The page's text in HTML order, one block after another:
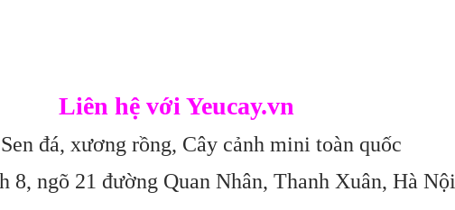
Liên hệ với Yeucay.vn
đá, xương rồng, Cây cảnh mini toàn quốc
8, ngõ 21 đường Quan Nhân, Thanh Xuân, Hà Nội